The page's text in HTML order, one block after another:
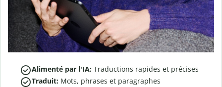
Alimenté par l'IA: Traductions rapides et précises
Traduit: Mots, phrases et paragraphes